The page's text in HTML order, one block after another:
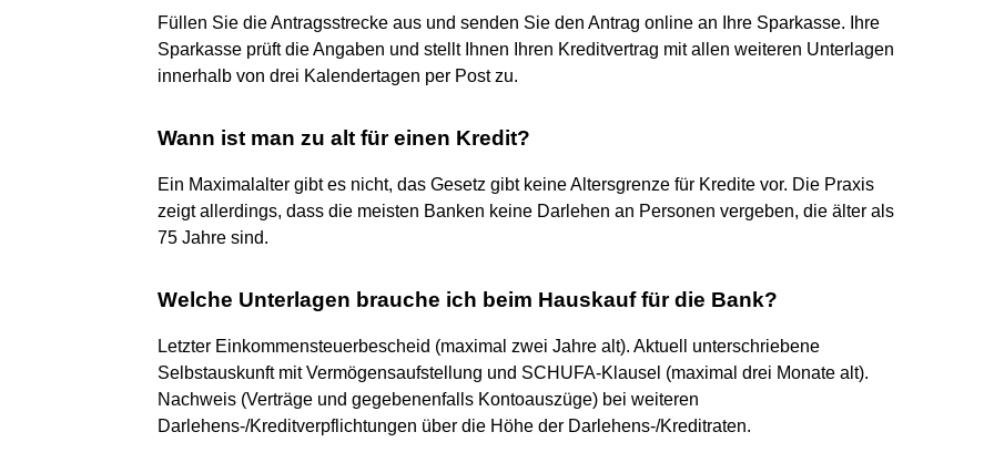
Füllen Sie die Antragsstrecke aus und senden Sie den Antrag online an Ihre Sparkasse. Ihre
Sparkasse prüft die Angaben und stellt Ihnen Ihren Kreditvertrag mit allen weiteren Unterlagen
innerhalb von drei Kalendertagen per Post zu.
Wann ist man zu alt für einen Kredit?
Ein Maximalalter gibt es nicht, das Gesetz gibt keine Altersgrenze für Kredite vor. Die Praxis
zeigt allerdings, dass die meisten Banken keine Darlehen an Personen vergeben, die älter als
75 Jahre sind.
Welche Unterlagen brauche ich beim Hauskauf für die Bank?
Letzter Einkommensteuerbescheid (maximal zwei Jahre alt). Aktuell unterschriebene
Selbstauskunft mit Vermögensaufstellung und SCHUFA-Klausel (maximal drei Monate alt).
Nachweis (Verträge und gegebenenfalls Kontoauszüge) bei weiteren
Darlehens-/Kreditverpflichtungen über die Höhe der Darlehens-/Kreditraten.